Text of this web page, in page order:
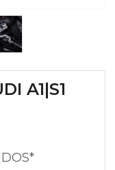
A1|S1